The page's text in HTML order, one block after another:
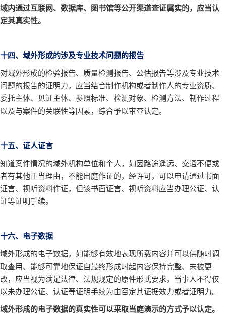
域内通过互联网、数据库、图书馆等公开渠道查证属实的，应当认
定其真实性。
十四、域外形成的涉及专业技术问题的报告
对域外形成的检验报告、质量检测报告、公估报告等涉及专业技术
问题的报告的证明力，应当结合制作机构或者制作人的专业资质、
委托主体、见证主体、参照标准、检测对象、检测方法、制作过程
以及与案件的关联性等因素，综合予以审查认定。
十五、证人证言
知道案件情况的域外机构单位和个人，如因路途遥远、交通不便或
者有其他正当理由，不能出庭作证的，经许可，可以申请通过书面
证言、视听资料作证，但该书面证言、视听资料应当办理公证、认
证等证明手续。
十六、电子数据
域外形成的电子数据，如能够有效地表现所载内容并可以供随时调
取查用、能够可靠地保证自最终形成时起内容保持完整、未被更
改，应当视为满足法律、法规规定的原件形式要求，当事人不得仅
以未办理公证、认证等证明手续为由否定其证据效力或者证明力。
域外形成的电子数据的真实性可以采取当庭演示的方式予以认定。